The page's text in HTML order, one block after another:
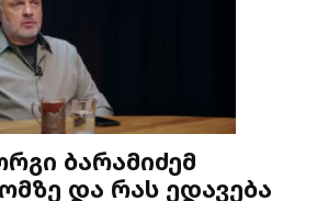
ბარამიძემ
და რას ედავება